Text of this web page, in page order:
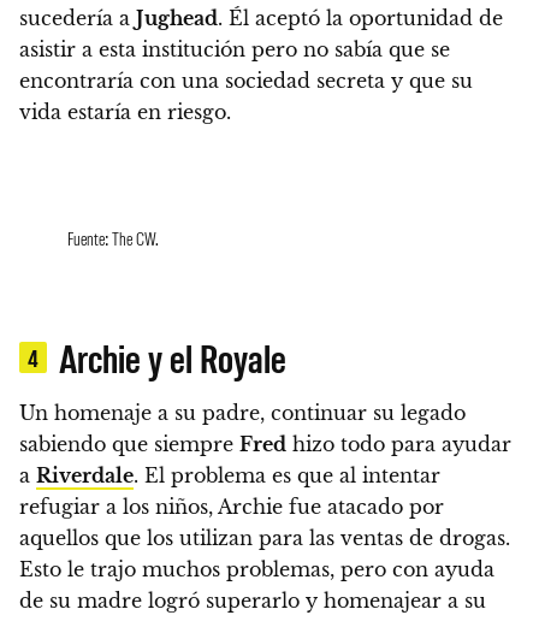
sucedería a Jughead. Él aceptó la oportunidad de
asistir a esta institución pero no sabía que se
encontraría con una sociedad secreta y que su
vida estaría en riesgo.
Fuente: The CW.
4 Archie y el Royale
Un homenaje a su padre, continuar su legado
sabiendo que siempre Fred hizo todo para ayudar
a Riverdale. El problema es que al intentar
refugiar a los niños, Archie fue atacado por
aquellos que los utilizan para las ventas de drogas.
Esto le trajo muchos problemas, pero con ayuda
de su madre logró superarlo y homenajear a su